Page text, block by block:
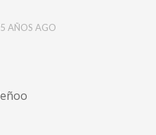
5 AÑOS AGO